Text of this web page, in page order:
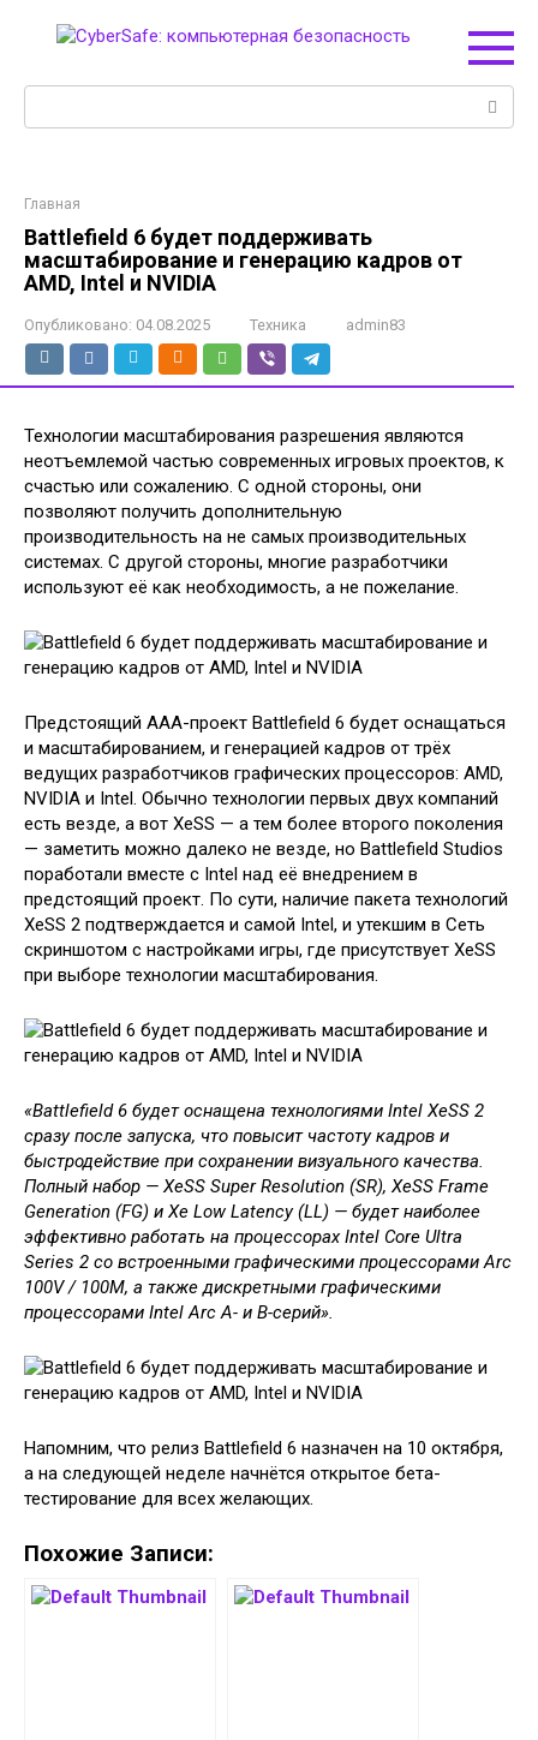
Главная
Battlefield 6 будет поддерживать
масштабирование и генерацию кадров от
AMD, Intel и NVIDIA
Опубликовано: 04.08.2025 Техника admin83
Технологии масштабирования разрешения являются
неотъемлемой частью современных игровых проектов, к
счастью или сожалению. С одной стороны, они
позволяют получить дополнительную
производительность на не самых производительных
системах. С другой стороны, многие разработчики
используют её как необходимость, а не пожелание.
Предстоящий ААА-проект Battlefield 6 будет оснащаться
и масштабированием, и генерацией кадров от трёх
ведущих разработчиков графических процессоров: AMD,
NVIDIA и Intel. Обычно технологии первых двух компаний
есть везде, а вот XeSS — а тем более второго поколения
— заметить можно далеко не везде, но Battlefield Studios
поработали вместе с Intel над её внедрением в
предстоящий проект. По сути, наличие пакета технологий
XeSS 2 подтверждается и самой Intel, и утекшим в Сеть
скриншотом с настройками игры, где присутствует XeSS
при выборе технологии масштабирования.
«Battlefield 6 будет оснащена технологиями Intel XeSS 2
сразу после запуска, что повысит частоту кадров и
быстродействие при сохранении визуального качества.
Полный набор — XeSS Super Resolution (SR), XeSS Frame
Generation (FG) и Xe Low Latency (LL) — будет наиболее
эффективно работать на процессорах Intel Core Ultra
Series 2 со встроенными графическими процессорами Arc
100V / 100M, а также дискретными графическими
процессорами Intel Arc A- и B-серий».
Напомним, что релиз Battlefield 6 назначен на 10 октября,
а на следующей неделе начнётся открытое бета-
тестирование для всех желающих.
Похожие Записи: